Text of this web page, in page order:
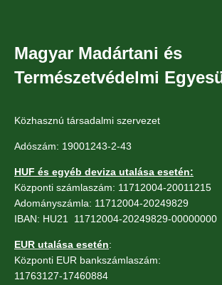
Magyar Madártani és
Természetvédelmi
Közhasznú társadalmi szervezet
Adószám: 19001243-2-43
HUF és egyéb deviza utalása esetén:
Központi számlaszám: 11712004-20011215
Adományszámla: 11712004-20249829
IBAN: HU21 11712004-20249829-00000000
EUR utalása esetén:
Központi EUR bankszámlaszám:
11763127-17460884